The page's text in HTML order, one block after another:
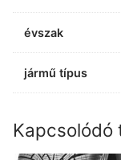
évszak
jármű típus
Kapcsolódó